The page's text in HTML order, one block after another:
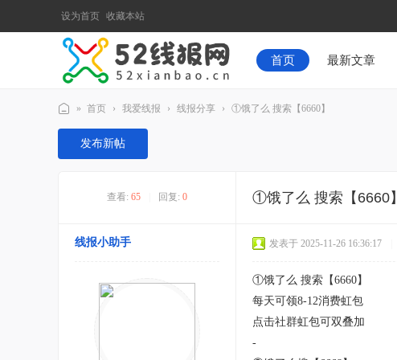
设为首页 收藏本站
首页 最新文章
52
线
» 首页 › 我爱线报 › 线报分享 › ①饿了么 搜索【6660】
发布新帖
查看: 65 回复: 0 ①饿了么 搜索【6660】
线报小助手 发表于 2025-11-26 16:36:17
①饿了么 搜索【6660】
每天可领8-12消费虹包
点击社群虹包可双叠加
-